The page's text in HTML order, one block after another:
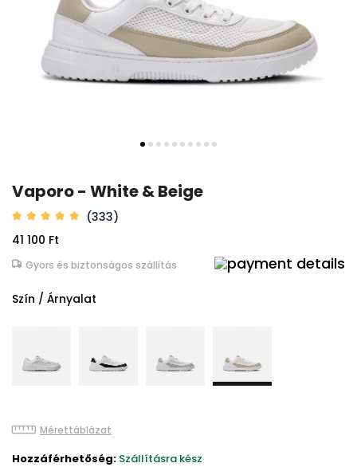
Vaporo - White & Beige
(333)
41 100 Ft
Gyors és biztonságos szállítás
Szín / Árnyalat
Mérettáblázat
Hozzáférhetőség: Szállításra kész